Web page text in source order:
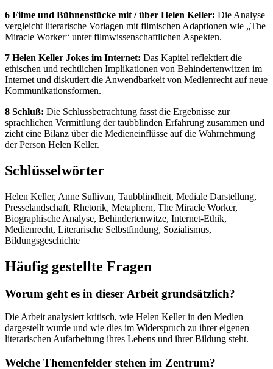
6 Filme und Bühnenstücke mit / über Helen Keller: Die Analyse
vergleicht literarische Vorlagen mit filmischen Adaptionen wie „The
Miracle Worker“ unter filmwissenschaftlichen Aspekten.
7 Helen Keller Jokes im Internet: Das Kapitel reflektiert die
ethischen und rechtlichen Implikationen von Behindertenwitzen im
Internet und diskutiert die Anwendbarkeit von Medienrecht auf neue
Kommunikationsformen.
8 Schluß: Die Schlussbetrachtung fasst die Ergebnisse zur
sprachlichen Vermittlung der taubblinden Erfahrung zusammen und
zieht eine Bilanz über die Medieneinflüsse auf die Wahrnehmung
der Person Helen Keller.
Schlüsselwörter
Helen Keller, Anne Sullivan, Taubblindheit, Mediale Darstellung,
Presselandschaft, Rhetorik, Metaphern, The Miracle Worker,
Biographische Analyse, Behindertenwitze, Internet-Ethik,
Medienrecht, Literarische Selbstfindung, Sozialismus,
Bildungsgeschichte
Häufig gestellte Fragen
Worum geht es in dieser Arbeit grundsätzlich?
Die Arbeit analysiert kritisch, wie Helen Keller in den Medien
dargestellt wurde und wie dies im Widerspruch zu ihrer eigenen
literarischen Aufarbeitung ihres Lebens und ihrer Bildung steht.
Welche Themenfelder stehen im Zentrum?